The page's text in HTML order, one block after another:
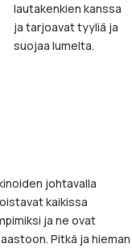
lautakenkien kanssa
ja tarjoavat tyyliä ja
suojaa lumelta.
johtavalla
kaikissa
ja ne ovat
Pitkä ja hieman